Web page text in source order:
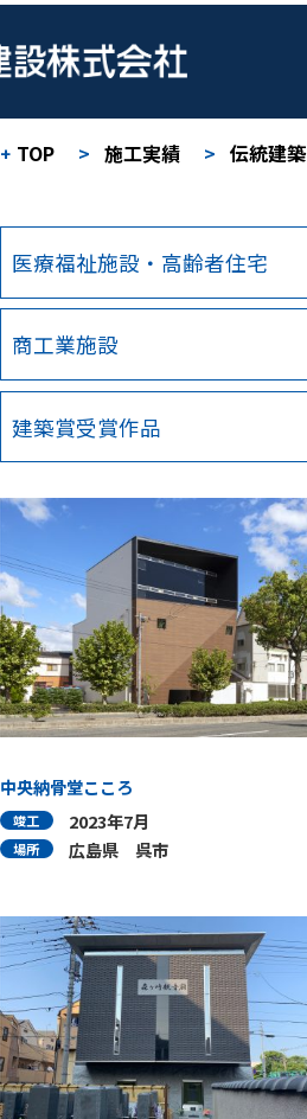
TOP > 施工実績 > 伝統建築
医療福祉施設・高齢者住宅
商工業施設
建築賞受賞作品
中央納骨堂こころ
竣工 2023年7月
場所 広島県 呉市